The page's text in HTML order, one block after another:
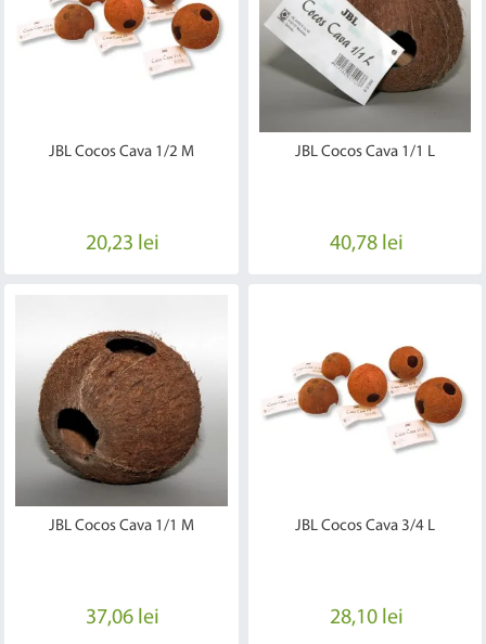
JBL Cocos Cava 1/2 M
20,23 lei
JBL Cocos Cava 1/1 L
40,78 lei
JBL Cocos Cava 1/1 M
37,06 lei
JBL Cocos Cava 3/4 L
28,10 lei